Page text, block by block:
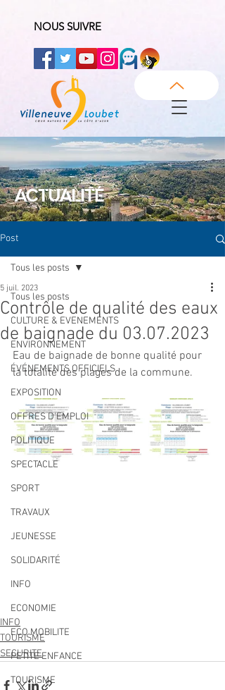
NOUS SUIVRE
ACTUALITÉ
Post
Tous les posts
CULTURE & EVENEMENTS
ENVIRONNEMENT
ÉVÉNEMENTS OFFICIELS
EXPOSITION
OFFRES D'EMPLOI
POLITIQUE
SPECTACLE
SPORT
TRAVAUX
JEUNESSE
SOLIDARITÉ
INFO
ECONOMIE
ECO MOBILITE
PETITE ENFANCE
TOURISME
Tous les posts
Contrôle de qualité des eaux
de baignade du 03.07.2023
5 juil. 2023
Eau de baignade de bonne qualité pour
la totalité des plages de la commune.
INFO
TOURISME
SECURITE